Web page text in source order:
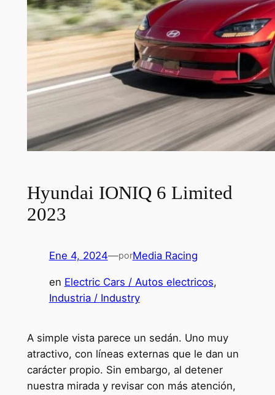
Hyundai IONIQ 6 Limited
2023
Ene 4, 2024—porMedia Racing
en Electric Cars / Autos electricos
Industria / Industry
A simple vista parece un sedán. Uno muy
atractivo, con líneas externas que le dan un
carácter propio. Sin embargo, al detener
nuestra mirada y revisar con más atención,